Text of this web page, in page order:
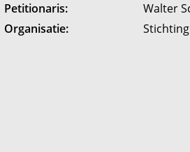
Petitionaris:
Walter
Organisatie: